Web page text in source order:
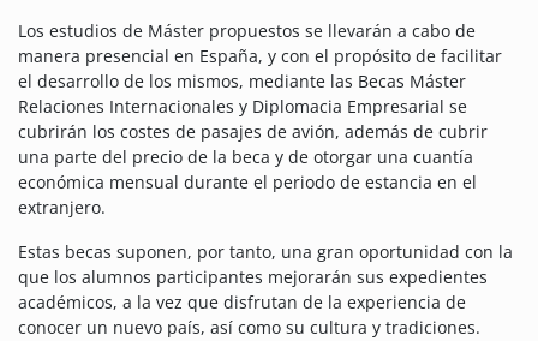
Los estudios de Máster propuestos se llevarán a cabo de
manera presencial en España, y con el propósito de facilitar
el desarrollo de los mismos, mediante las Becas Máster
Relaciones Internacionales y Diplomacia Empresarial se
cubrirán los costes de pasajes de avión, además de cubrir
una parte del precio de la beca y de otorgar una cuantía
económica mensual durante el periodo de estancia en el
extranjero.
Estas becas suponen, por tanto, una gran oportunidad con la
que los alumnos participantes mejorarán sus expedientes
académicos, a la vez que disfrutan de la experiencia de
conocer un nuevo país, así como su cultura y tradiciones.